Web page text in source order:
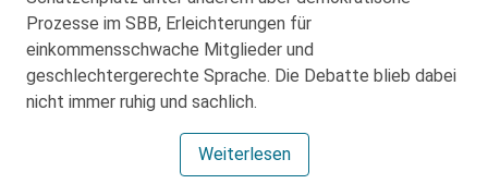
Prozesse im SBB, Erleichterungen für
einkommensschwache Mitglieder und
geschlechtergerechte Sprache. Die Debatte blieb dabei
nicht immer ruhig und sachlich.
Weiterlesen